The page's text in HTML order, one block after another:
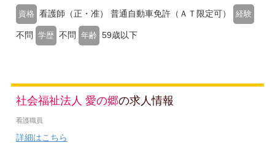
資格 看護師（正・准） 普通自動車免許（ＡＴ限定可） 経験
不問 学歴 不問 年齢 59歳以下
社会福祉法人 愛の郷の求人情報
看護職員
詳細はこちら